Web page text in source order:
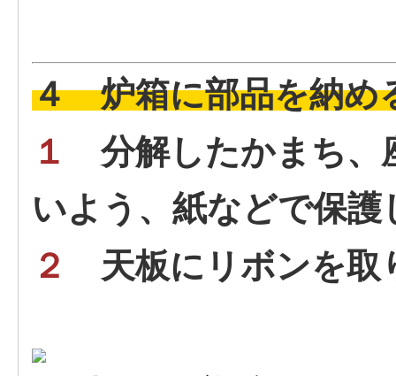
４ 炉箱に部品を納め
１
分解したかまち
いよう、紙などで保
２
天板にリボンを